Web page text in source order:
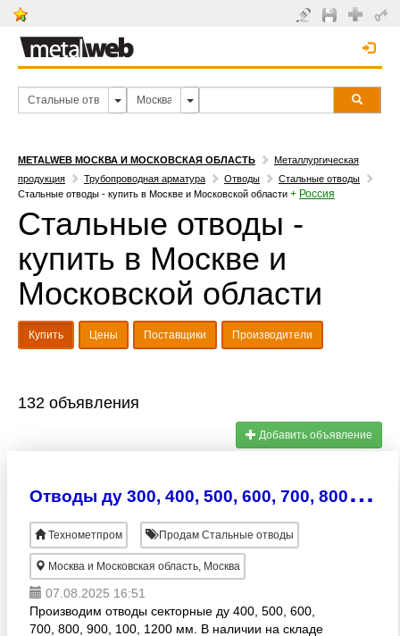
METALWEB МОСКВА И МОСКОВСКАЯ ОБЛАСТЬ
Металлургическая
продукция
Трубопроводная арматура Отводы
Стальные отводы
Стальные отводы - купить в Москве и Московской области + Россия
Стальные отводы -
купить в Москве и
Московской области
Купить Цены Поставщики Производители
132 объявления
Добавить объявление
О
тводы ду 300, 400, 500, 600, 700, 800, 1000 мм.
Технометпром Продам Стальные отводы
Москва и Московская область, Москва
07.08.2025 16:51
Производим отводы секторные ду 400, 500, 600,
700, 800, 900, 100, 1200 мм. В наличии на складе